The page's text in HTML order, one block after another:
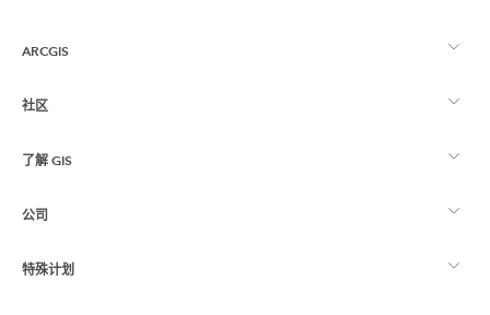
ARCGIS
ArcGIS 概览
制图
社区
Esri 社区
ArcGIS 博客
了解 GIS
什么是 GIS？
位置智能
公司
关于 Esri
特殊计划